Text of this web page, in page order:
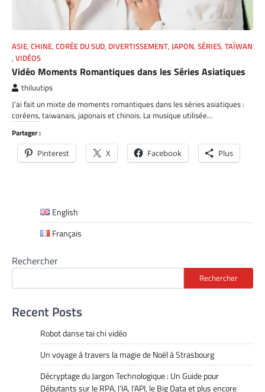
ASIE, CHINE, CORÉE DU SUD, DIVERTISSEMENT, JAPON, SÉRIES, TAÏWAN
, VIDÉOS
Vidéo Moments Romantiques dans les Séries Asiatiques
thiluutips
J’ai fait un mixte de moments romantiques dans les séries asiatiques :
coréens, taiwanais, japonais et chinois. La musique utilisée…
Partager :
Pinterest X Facebook Plus
English
Français
Rechercher
Rechercher
Recent Posts
Robot danse tai chi vidéo
Un voyage à travers la magie de Noël à Strasbourg
Décryptage du Jargon Technologique : Un Guide pour
Débutants sur le RPA, l’IA, l’API, le Big Data et plus encore